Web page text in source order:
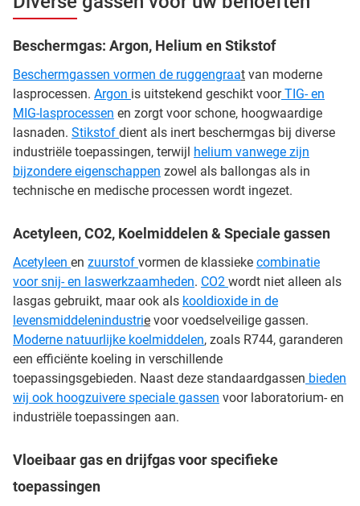
Beschermgas: Argon, Helium en Stikstof
Beschermgassen vormen de ruggengraat van moderne
lasprocessen. Argon is uitstekend geschikt voorTIG- en
MIG-lasprocessen en zorgt voor schone, hoogwaardige
lasnaden. Stikstof dient als inert beschermgas bij diverse
industriële toepassingen, terwijl helium vanwege zijn
bijzondere eigenschappen zowel als ballongas als in
technische en medische processen wordt ingezet.
Acetyleen, CO2, Koelmiddelen & Speciale gassen
Acetyleen en zuurstof vormen de klassieke combinatie
voor snij- en laswerkzaamheden. CO2 wordt niet alleen als
lasgas gebruikt, maar ook als kooldioxide in de
levensmiddelenindustrie voor voedselveilige gassen.
Moderne natuurlijke koelmiddelen, zoals R744, garanderen
een efficiënte koeling in verschillende
toepassingsgebieden. Naast deze standaardgassen bieden
wij ook hoogzuivere speciale gassen voor laboratorium- en
industriële toepassingen aan.
Vloeibaar gas en drijfgas voor specifieke
toepassingen